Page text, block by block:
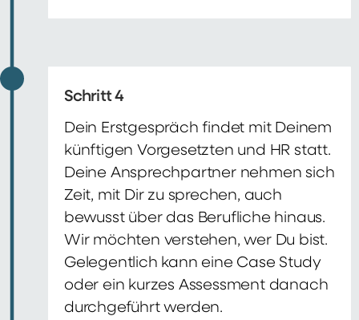
Schritt 4
Dein Erstgespräch findet mit Deinem
künftigen Vorgesetzten und HR statt.
Deine Ansprechpartner nehmen sich
Zeit, mit Dir zu sprechen, auch
bewusst über das Berufliche hinaus.
Wir möchten verstehen, wer Du bist.
Gelegentlich kann eine Case Study
oder ein kurzes Assessment danach
durchgeführt werden.